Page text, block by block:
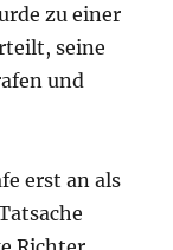
zu einer
seine
und
erst an als